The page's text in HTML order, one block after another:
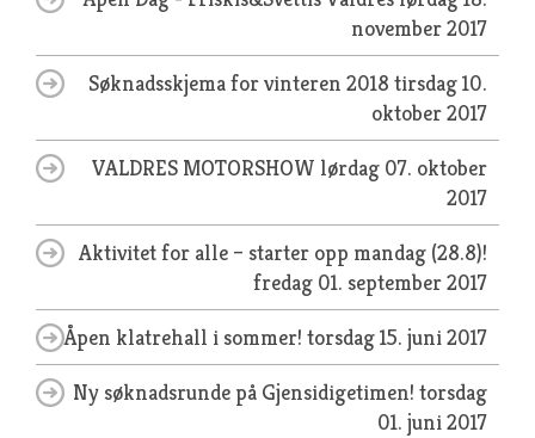
november 2017
Søknadsskjema for vinteren 2018 tirsdag 10.
oktober 2017
VALDRES MOTORSHOW lørdag 07. oktober
2017
Aktivitet for alle – starter opp mandag (28.8)!
fredag 01. september 2017
Åpen klatrehall i sommer! torsdag 15. juni 2017
Ny søknadsrunde på Gjensidigetimen! torsdag
01. juni 2017